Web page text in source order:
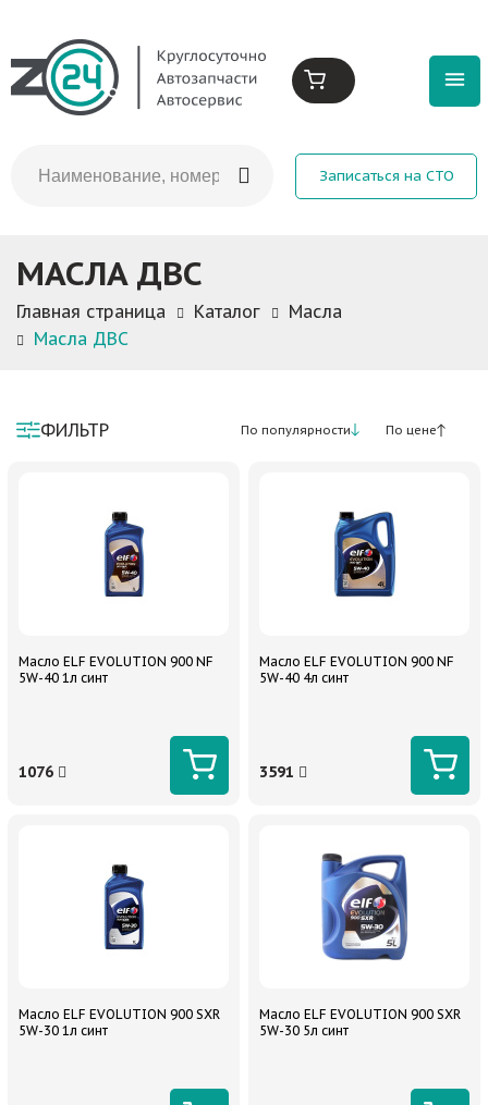
Записаться на СТО
МАСЛА ДВС
Главная страница Каталог
Масла
Масла ДВС
ФИЛЬТР По популярности По цене
Масло ELF EVOLUTION 900 NF
5W-40 1л синт
1076
Масло ELF EVOLUTION 900 NF
5W-40 4л синт
3591
Масло ELF EVOLUTION 900 SXR
5W-30 1л синт
Масло ELF EVOLUTION 900 SXR
5W-30 5л синт